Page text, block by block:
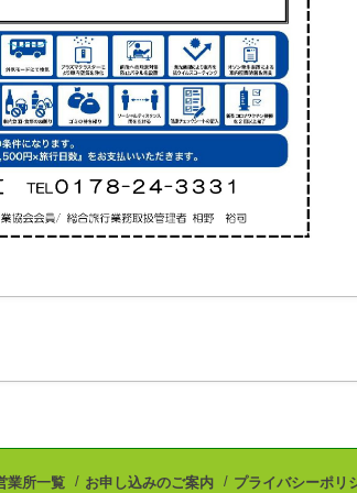
業所一覧 お申し込みのご案内 プライバシーポリ